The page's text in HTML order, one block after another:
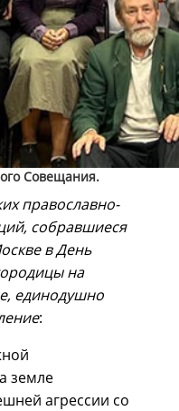
Совещания.
православно-
собравшиеся
в День
на
единодушно
:
земле
агрессии со